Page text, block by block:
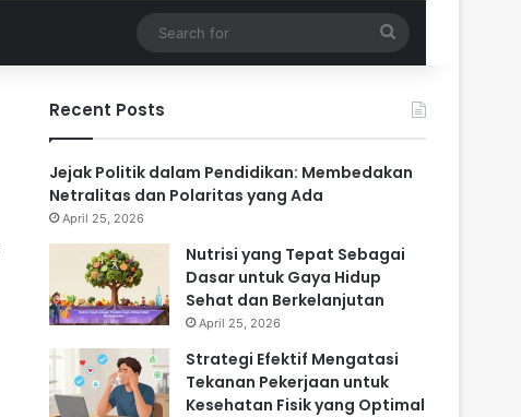
for
Recent Posts
Jejak Politik dalam Pendidikan: Membedakan
Netralitas dan Polaritas yang Ada
April 25, 2026
Nutrisi yang Tepat Sebagai
Dasar untuk Gaya Hidup
Sehat dan Berkelanjutan
April 25, 2026
Strategi Efektif Mengatasi
Tekanan Pekerjaan untuk
Kesehatan Fisik yang Optimal